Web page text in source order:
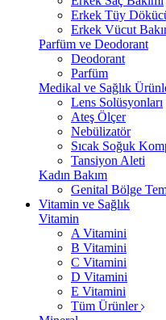
Erkek Tüy
Erkek Vücut
Parfüm ve Deodorant
Deodorant
Parfüm
Medikal ve Sağlık
Lens Solüsyonları
Ateş Ölçer
Nebülizatör
Sıcak Soğuk
Tansiyon Aleti
Kadın Bakım
Genital Bölge
Vitamin ve Sağlık
Vitamin
A Vitamini
B Vitamini
C Vitamini
D Vitamini
E Vitamini
Tüm Ürünler